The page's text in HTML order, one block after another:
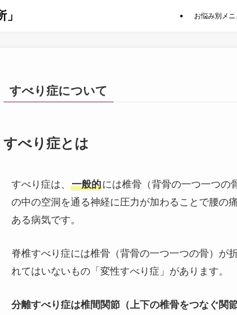
お悩み別メ
すべり症について
すべり症とは
すべり症は、 一般的には椎骨（背骨の一つ一つの
の中の空洞を通る神経に圧力が加わることで腰の
ある病気です。
脊椎すべり症には椎骨（背骨の一つ一つの骨）が
れてはいないもの「変性すべり症」があります。
分離すべり症は椎間関節（上下の椎骨をつなぐ関